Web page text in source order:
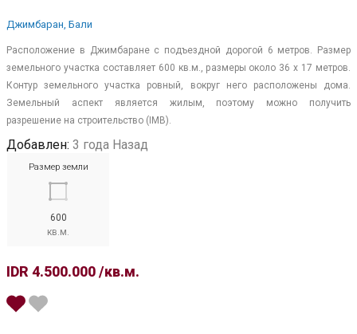
Джимбаран, Бали
Расположение в Джимбаране с подъездной дорогой 6 метров. Размер
земельного участка составляет 600 кв.м., размеры около 36 х 17 метров.
Контур земельного участка ровный, вокруг него расположены дома.
Земельный аспект является жилым, поэтому можно получить
разрешение на строительство (IMB).
Добавлен: 3 года Назад
Размер земли
600
кв.м.
IDR 4.500.000 /кв.м.